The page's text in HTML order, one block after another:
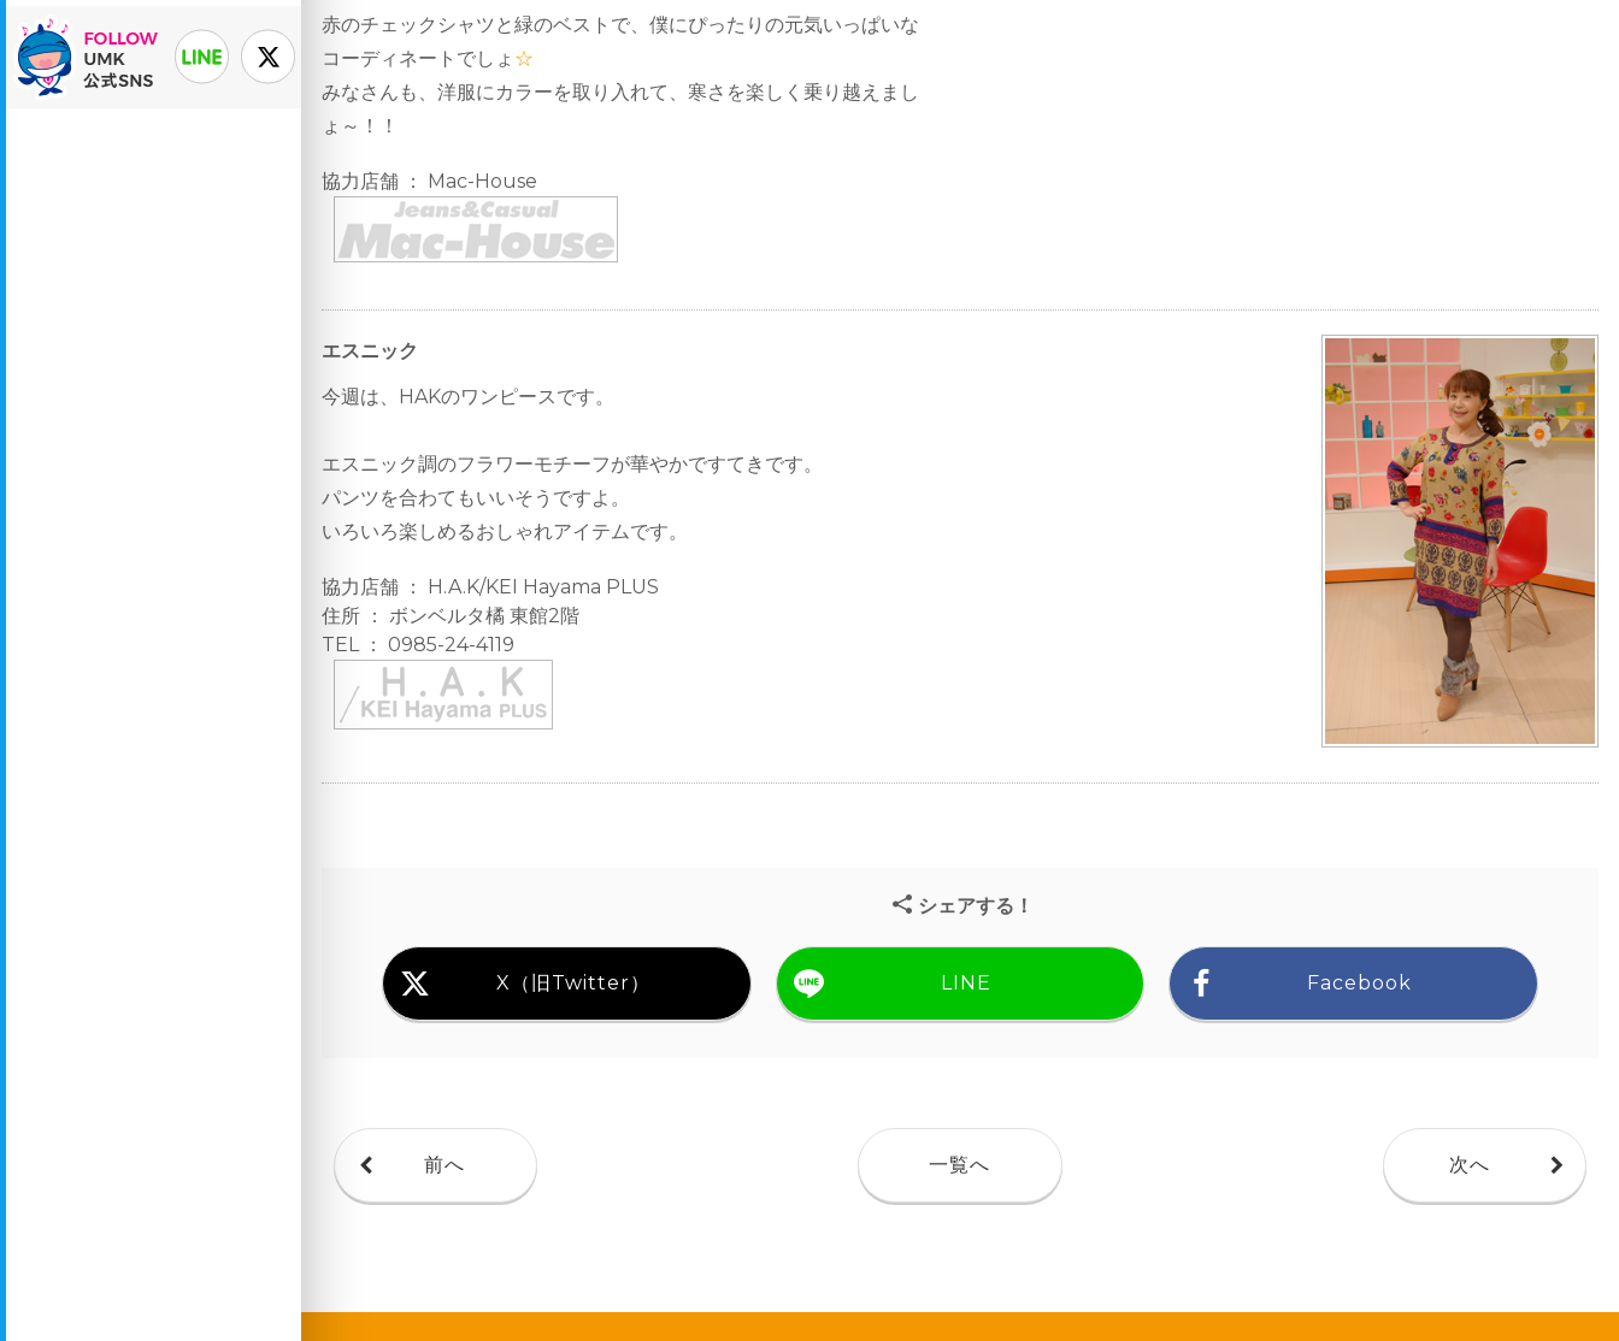
赤のチェックシャツと緑のベストで、僕にぴったりの元気いっぱいな
コーディネートでしょ ☆
みなさんも、洋服にカラーを取り入れて、寒さを楽しく乗り越えまし
ょ～！！
協力店舗 ： Mac-House
エスニック
今週は、HAKのワンピースです。
エスニック調のフラワーモチーフが華やかですてきです。
パンツを合わてもいいそうですよ。
いろいろ楽しめるおしゃれアイテムです。
協力店舗 ： H.A.K/KEI Hayama PLUS
住所 ： ボンベルタ橘 東館2階
TEL ： 0985-24-4119
シェアする！
X（旧Twitter） LINE Facebook
前へ 一覧へ 次へ